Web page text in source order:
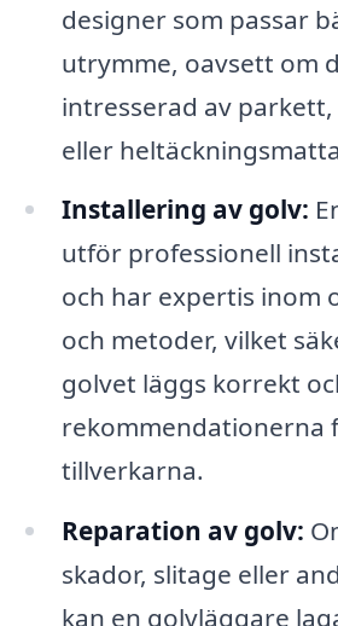
designer som passar
utrymme, oavsett om
intresserad av
eller
Installering av golv:
utför professionell
och har expertis inom
och metoder, vilket
golvet läggs korrekt
rekommendationerna
tillverkarna.
Reparation av golv:
skador, slitage eller
kan en golvläggare